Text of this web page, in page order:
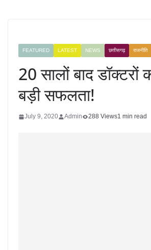
FEATURED LATEST NEWS छत्तीसगढ़ राजनीति
20 सालों बाद डॉक्टरों
बड़ी सफलता!
July 9, 2020 Admin 288 Views1 min read